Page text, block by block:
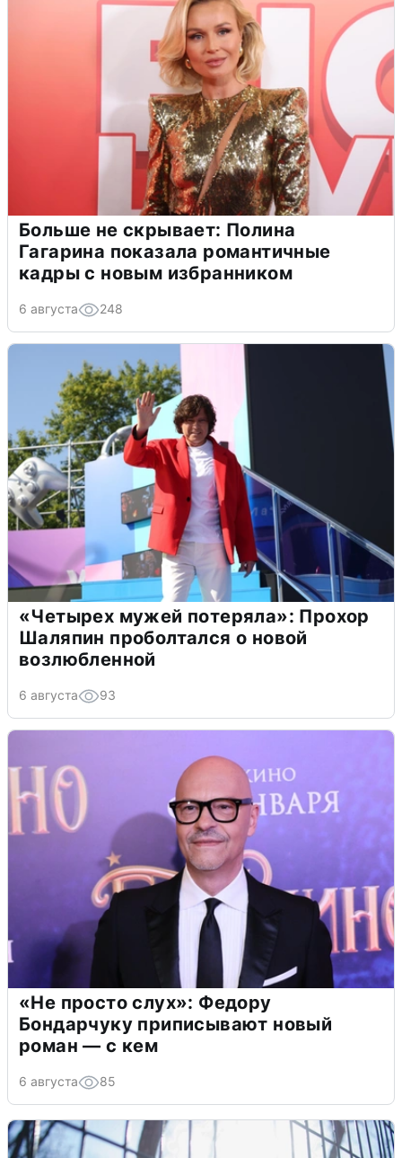
Больше не скрывает: Полина
Гагарина показала романтичные
кадры с новым избранником
6 августа 248
«Четырех мужей потеряла»: Прохор
Шаляпин проболтался о новой
возлюбленной
6 августа 93
«Не просто слух»: Федору
Бондарчуку приписывают новый
роман — с кем
6 августа 85